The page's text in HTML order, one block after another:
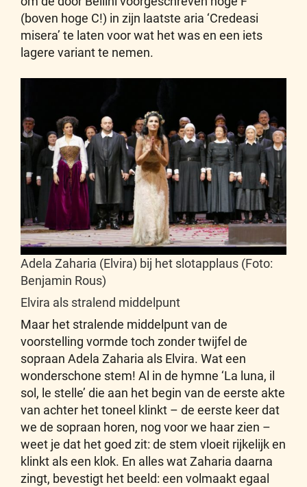
(boven hoge C!) in zijn laatste aria ‘Credeasi
misera’ te laten voor wat het was en een iets
lagere variant te nemen.
Adela Zaharia (Elvira) bij het slotapplaus (Foto:
Benjamin Rous)
Elvira als stralend middelpunt
Maar het stralende middelpunt van de
voorstelling vormde toch zonder twijfel de
sopraan Adela Zaharia als Elvira. Wat een
wonderschone stem! Al in de hymne ‘La luna, il
sol, le stelle’ die aan het begin van de eerste akte
van achter het toneel klinkt – de eerste keer dat
we de sopraan horen, nog voor we haar zien –
weet je dat het goed zit: de stem vloeit rijkelijk en
klinkt als een klok. En alles wat Zaharia daarna
zingt, bevestigt het beeld: een volmaakt egaal